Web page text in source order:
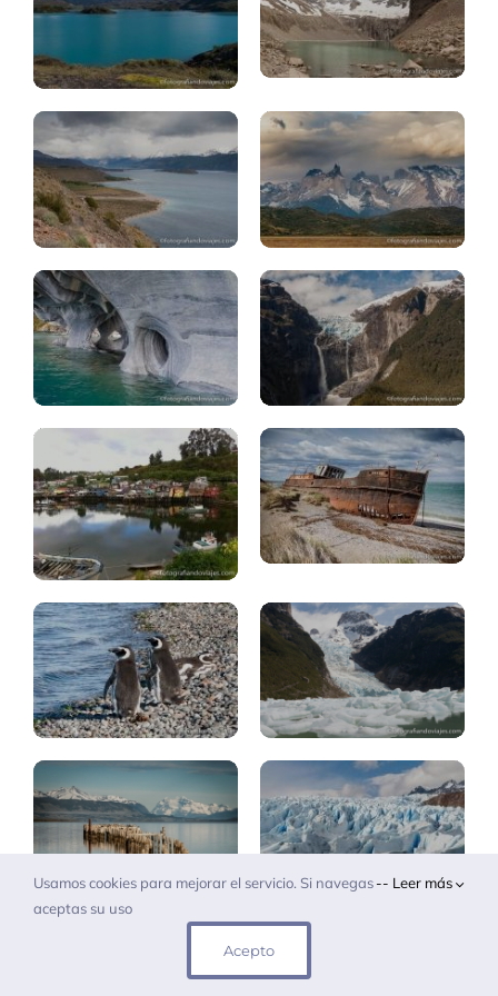
Austral
Torres
Paine:
consejos
Cuevas
Mármol
Ventisquero
colgante,
Queulat
Chiloe
Estrecho
Magallanes
Patagonia:
animales
Glaciares
Serrano,
Balmaceda
Puerto
Natales
Torres
Paine:
glaciar
Grey
Fauna
terrestre
Fauna
Marina
Usamos cookies para mejorar el servicio. Si navegas
aceptas su uso
-- Leer más
Acepto